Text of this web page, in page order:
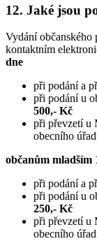
12. Jaké jsou
Vydání občanského
kontaktním
dne
při podání a
při podání u
500,- Kč
při převzetí u
obecního
občanům mladším
při podání a
při podání u
250,- Kč
při převzetí u
obecního